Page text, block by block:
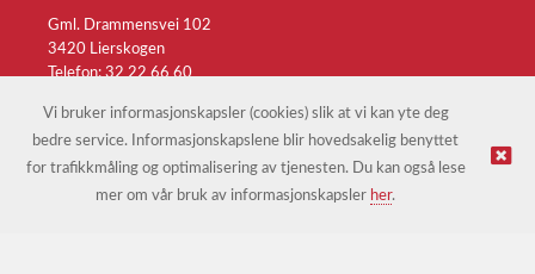
Gml. Drammensvei 102
3420 Lierskogen
Telefon: 32 22 66 60
© Braco AS |Design&implementasjon av Kréatif
Vi bruker informasjonskapsler (cookies) slik at vi kan yte deg
bedre service. Informasjonskapslene blir hovedsakelig benyttet
for trafikkmåling og optimalisering av tjenesten. Du kan også lese
mer om vår bruk av informasjonskapsler her.